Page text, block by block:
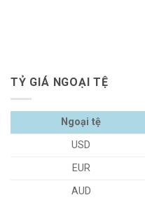
TỶ GIÁ NGOẠI TỆ
Ngoại tệ
USD
EUR
AUD